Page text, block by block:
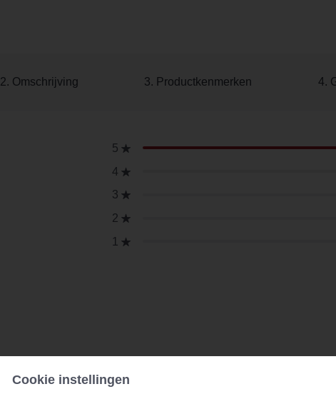
2. Omschrijving 3. Productkenmerken 4.
5
4
3
2
1
Cookie instellingen